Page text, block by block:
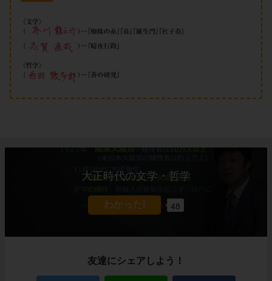
大正時代の文学・哲学
48
友達にシェアしよう！